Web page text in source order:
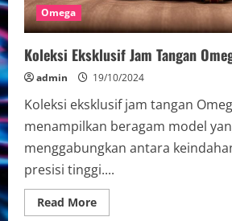
Omega
Koleksi Eksklusif Jam Tangan
admin 19/10/2024
Koleksi eksklusif jam tangan
menampilkan beragam model
menggabungkan antara
presisi tinggi....
Read MoreRead
more